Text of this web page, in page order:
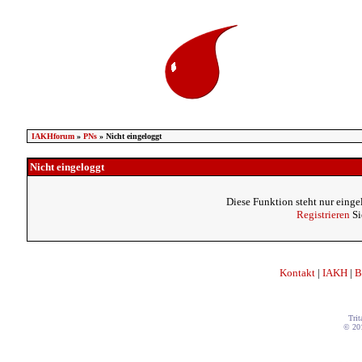
IAKHforum» PNs» Nicht eingeloggt
Nicht eingeloggt
Diese Funktion steht nur
Registrieren
Kontakt | IAKH |
©